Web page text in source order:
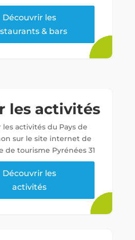
Découvrir les
& bars
les activités
les activités du Pays de
sur le site internet de
de tourisme Pyrénées 31
Découvrir les
activités